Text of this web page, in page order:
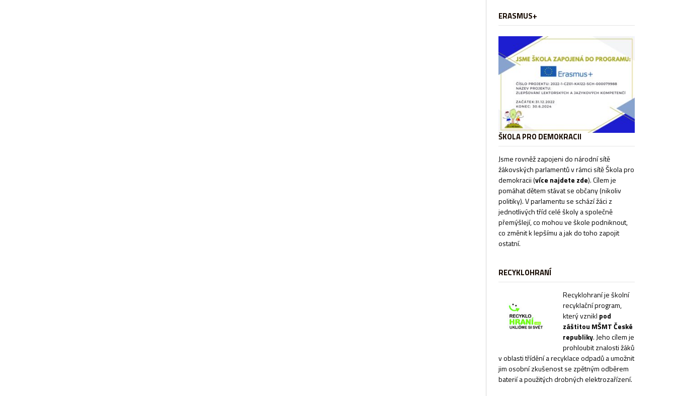
ERASMUS+
ŠKOLA PRO DEMOKRACII
Jsme rovněž zapojeni do národní sítě
žákovských parlamentů v rámci sítěŠkola pro
demokracii(více najdete zde). Cílem je
pomáhat dětem stávat se občany (nikoliv
politiky). V parlamentu se schází žáci z
jednotlivých tříd celé školy a společně
přemýšlejí, co mohou ve škole podniknout,
co změnit k lepšímu a jak do toho zapojit
ostatní.
RECYKLOHRANÍ
Recyklohraní je školní
recyklační program,
který vznikl pod
záštitou MŠMT České
republiky. Jeho cílem je
prohloubit znalosti žáků
v oblasti třídění a recyklace odpadů a umožnit
jim osobní zkušenost se zpětným odběrem
baterií a použitých drobných elektrozařízení.